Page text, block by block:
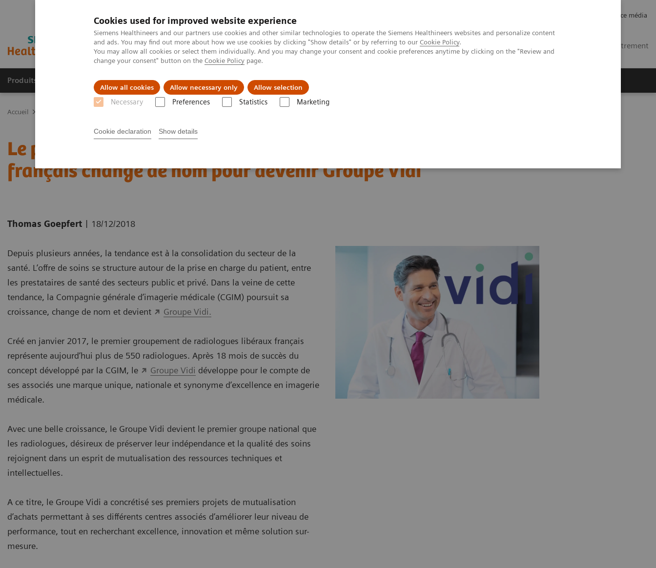
Cookies used for improved website experience
Siemens Healthineers and our partners use cookies and other similar technologies to operate the Siemens Healthineers websites and personalize content
and ads. You may find out more about how we use cookies by clicking "Show details" or by referring to our Cookie Policy.
You may allow all cookies or select them individually. And you may change your consent and cookie preferences anytime by clicking on the "Review and
change your consent" button on the Cookie Policy page.
Allow all cookies Allow necessary only Allow selection
Necessary Preferences Statistics Marketing
Cookie declaration Show details
Espace média
MA Se connecter / Enregistrement
Produits & services Support & formations A propos de
Accueil
Le premier groupement de radiologues libéraux
français change de nom pour devenir Groupe Vidi
Thomas Goepfert | 18/12/2018
Depuis plusieurs années, la tendance est à la consolidation du secteur de la
santé. L’offre de soins se structure autour de la prise en charge du patient, entre
les prestataires de santé des secteurs public et privé. Dans la veine de cette
tendance, la Compagnie générale d’imagerie médicale (CGIM) poursuit sa
croissance, change de nom et devient
Groupe Vidi.
Créé en janvier 2017, le premier groupement de radiologues libéraux français
représente aujourd’hui plus de 550 radiologues. Après 18 mois de succès du
concept développé par la CGIM, le
Groupe Vidi développe pour le compte de
ses associés une marque unique, nationale et synonyme d’excellence en imagerie
médicale.
Avec une belle croissance, le Groupe Vidi devient le premier groupe national que
les radiologues, désireux de préserver leur indépendance et la qualité des soins
rejoignent dans un esprit de mutualisation des ressources techniques et
intellectuelles.
A ce titre, le Groupe Vidi a concrétisé ses premiers projets de mutualisation
d’achats permettant à ses différents centres associés d’améliorer leur niveau de
performance, tout en recherchant excellence, innovation et même solution sur-
mesure.